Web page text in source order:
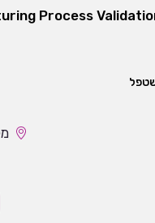
Process